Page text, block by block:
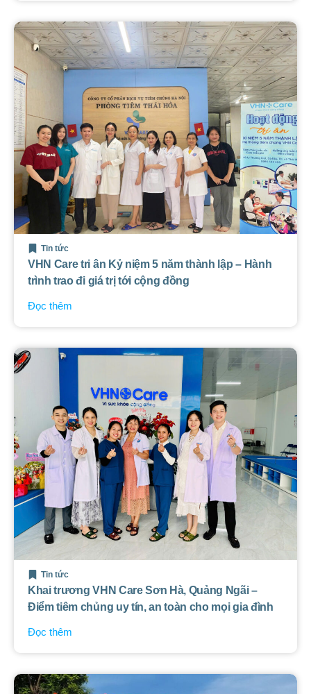
Tin tức
VHN Care tri ân Kỷ niệm 5 năm thành lập – Hành
trình trao đi giá trị tới cộng đồng
Đọc thêm
Tin tức
Khai trương VHN Care Sơn Hà, Quảng Ngãi –
Điểm tiêm chủng uy tín, an toàn cho mọi gia đình
Đọc thêm